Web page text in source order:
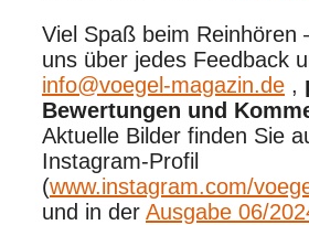
Viel Spaß beim Reinhören
uns über jedes Feedback
info@voegel-magazin.de ,
Bewertungen und
Aktuelle Bilder finden Sie
Instagram-Profil
(www.instagram.com/
und in der Ausgabe 06/